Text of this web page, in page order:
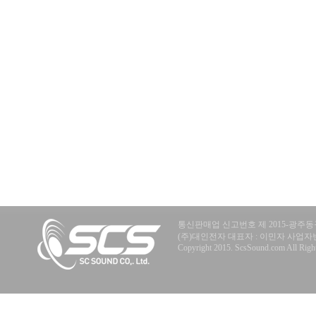
통신판매업 신고번호 제 2015-광주
(주)대인전자 대표자 : 이민자 사업자
Copyright 2015. ScsSound.com All